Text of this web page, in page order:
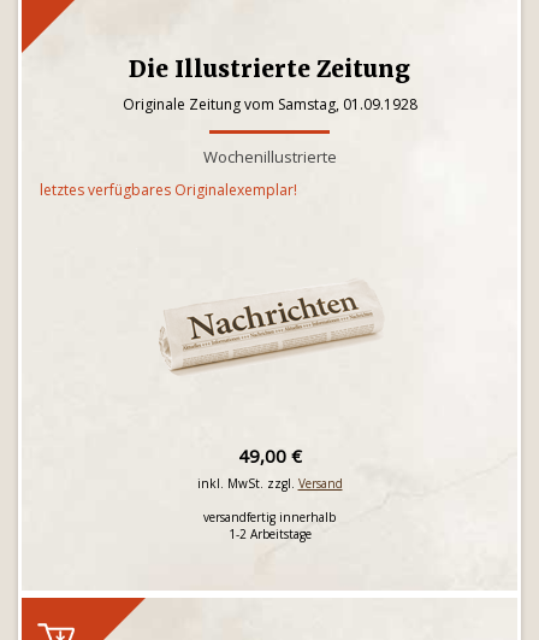
Die Illustrierte Zeitung
Originale Zeitung vom Samstag, 01.09.1928
Wochenillustrierte
letztes verfügbares Originalexemplar!
49,00 €
inkl. MwSt. zzgl. Versand
versandfertig innerhalb
1-2 Arbeitstage